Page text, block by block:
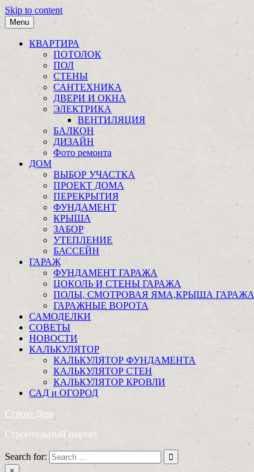
Skip to content
Menu
КВАРТИРА
ПОТОЛОК
ПОЛ
СТЕНЫ
САНТЕХНИКА
ДВЕРИ И ОКНА
ЭЛЕКТРИКА
ВЕНТИЛЯЦИЯ
БАЛКОН
ДИЗАЙН
Фото ремонта
ДОМ
ВЫБОР УЧАСТКА
ПРОЕКТ ДОМА
ПЕРЕКРЫТИЯ
ФУНДАМЕНТ
КРЫША
ЗАБОР
УТЕПЛЕНИЕ
БАССЕЙН
ГАРАЖ
ФУНДАМЕНТ ГАРАЖА
ЦОКОЛЬ И СТЕНЫ ГАРАЖА
ПОЛЫ, СМОТРОВАЯ ЯМА,КРЫША ГАРАЖА
ГАРАЖНЫЕ ВОРОТА
САМОДЕЛКИ
СОВЕТЫ
НОВОСТИ
КАЛЬКУЛЯТОР
КАЛЬКУЛЯТОР ФУНДАМЕНТА
КАЛЬКУЛЯТОР СТЕН
КАЛЬКУЛЯТОР КРОВЛИ
САД и ОГОРОД
Строю Дом
Строительный портал
Search for: